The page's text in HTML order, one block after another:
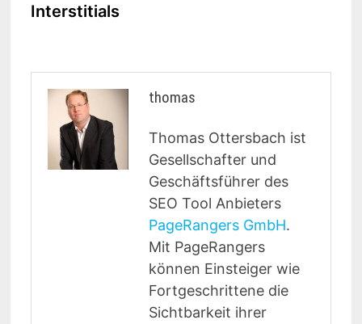
Interstitials
thomas
Thomas Ottersbach ist
Gesellschafter und
Geschäftsführer des
SEO Tool Anbieters
PageRangers GmbH.
Mit PageRangers
können Einsteiger wie
Fortgeschrittene die
Sichtbarkeit ihrer